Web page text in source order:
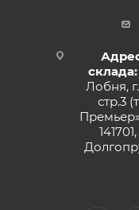
склада:
Лобня,
стр.3